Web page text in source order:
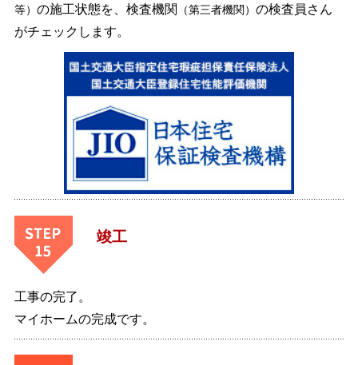
等） の施工状態を、検査機関 （第三者機関） の検査員さん
がチェックします。
竣工
工事の完了。
マイホームの完成です。